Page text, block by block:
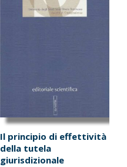
Il principio di effettività
della tutela
giurisdizionale